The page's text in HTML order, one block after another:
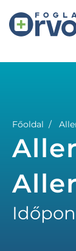
Főoldal